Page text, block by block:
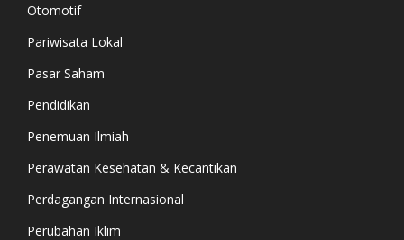
Otomotif
Pariwisata Lokal
Pasar Saham
Pendidikan
Penemuan Ilmiah
Perawatan Kesehatan & Kecantikan
Perdagangan Internasional
Perubahan Iklim